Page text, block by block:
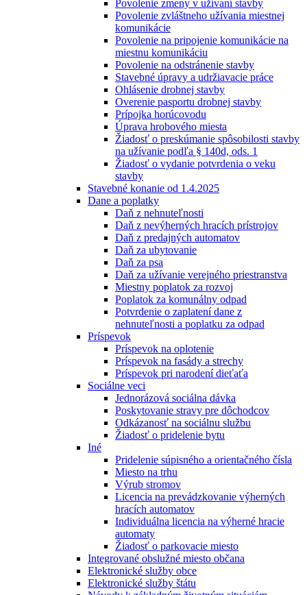
Povolenie zmeny v užívaní stavby
Povolenie zvláštneho užívania miestnej
komunikácie
Povolenie na pripojenie komunikácie na
miestnu komunikáciu
Povolenie na odstránenie stavby
Stavebné úpravy a udržiavacie práce
Ohlásenie drobnej stavby
Overenie pasportu drobnej stavby
Prípojka horúcovodu
Úprava hrobového miesta
Žiadosť o preskúmanie spôsobilosti stavby
na užívanie podľa § 140d, ods. 1
Žiadosť o vydanie potvrdenia o veku
stavby
Stavebné konanie od 1.4.2025
Dane a poplatky
Daň z nehnuteľnosti
Daň z nevýherných hracích prístrojov
Daň z predajných automatov
Daň za ubytovanie
Daň za psa
Daň za užívanie verejného priestranstva
Miestny poplatok za rozvoj
Poplatok za komunálny odpad
Potvrdenie o zaplatení dane z
nehnuteľnosti a poplatku za odpad
Príspevok
Príspevok na oplotenie
Príspevok na fasády a strechy
Príspevok pri narodení dieťaťa
Sociálne veci
Jednorázová sociálna dávka
Poskytovanie stravy pre dôchodcov
Odkázanosť na sociálnu službu
Žiadosť o pridelenie bytu
Iné
Pridelenie súpisného a orientačného čísla
Miesto na trhu
Výrub stromov
Licencia na prevádzkovanie výherných
hracích automatov
Individuálna licencia na výherné hracie
automaty
Žiadosť o parkovacie miesto
Integrované obslužné miesto občana
Elektronické služby obce
Elektronické služby štátu